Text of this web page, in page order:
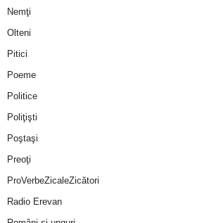
Nemţi
Olteni
Pitici
Poeme
Politice
Poliţişti
Poştaşi
Preoţi
ProVerbeZicaleZicători
Radio Erevan